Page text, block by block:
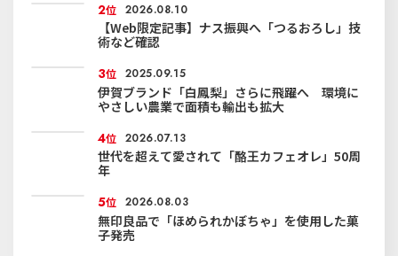
2位 2026.08.10
【Web限定記事】ナス振興へ「つるおろし」技
術など確認
3位 2025.09.15
伊賀ブランド「白鳳梨」さらに飛躍へ 環境に
やさしい農業で面積も輸出も拡大
4位 2026.07.13
世代を超えて愛されて「酪王カフェオレ」50周
年
5位 2026.08.03
無印良品で「ほめられかぼちゃ」を使用した菓
子発売